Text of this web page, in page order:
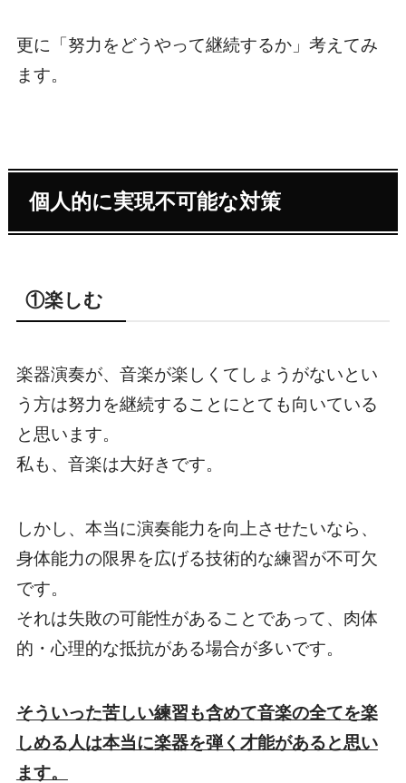
更に「努力をどうやって継続するか」考えてみ
ます。
個人的に実現不可能な対策
①楽しむ
楽器演奏が、音楽が楽しくてしょうがないとい
う方は努力を継続することにとても向いている
と思います。
私も、音楽は大好きです。
しかし、本当に演奏能力を向上させたいなら、
身体能力の限界を広げる技術的な練習が不可欠
です。
それは失敗の可能性があることであって、肉体
的・心理的な抵抗がある場合が多いです。
そういった苦しい練習も含めて音楽の全てを楽
しめる人は本当に楽器を弾く才能があると思い
ます。